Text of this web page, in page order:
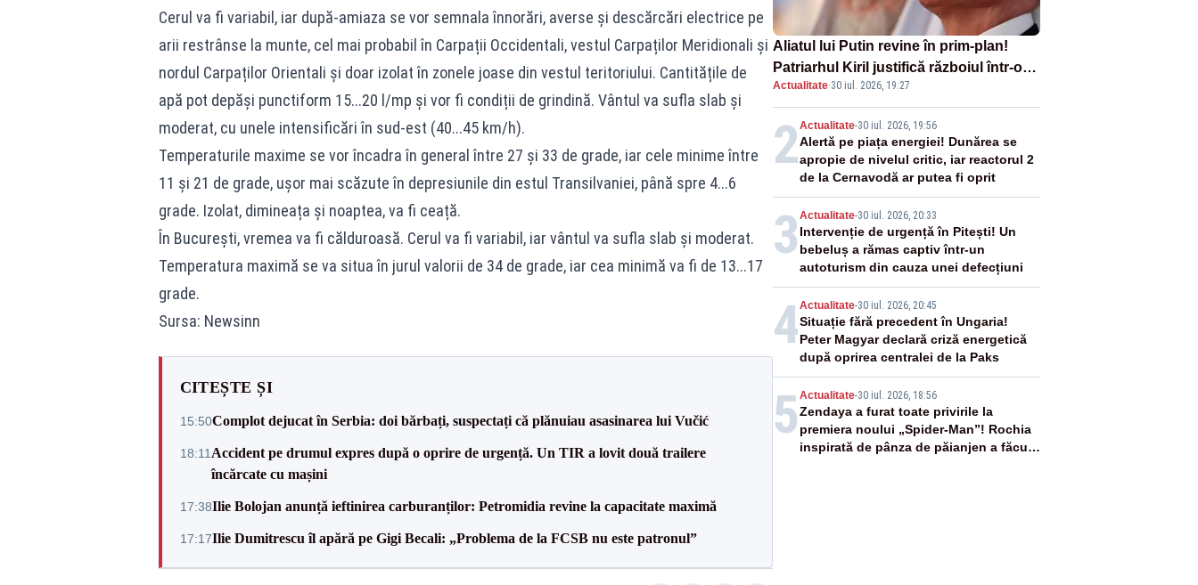
Cerul va fi variabil, iar după-amiaza se vor semnala înnorări, averse și descărcări electrice pe
arii restrânse la munte, cel mai probabil în Carpații Occidentali, vestul Carpaților Meridionali și
nordul Carpaților Orientali și doar izolat în zonele joase din vestul teritoriului. Cantitățile de
apă pot depăși punctiform 15...20 l/mp și vor fi condiții de grindină. Vântul va sufla slab și
moderat, cu unele intensificări în sud-est (40...45 km/h).
Temperaturile maxime se vor încadra în general între 27 și 33 de grade, iar cele minime între
11 și 21 de grade, ușor mai scăzute în depresiunile din estul Transilvaniei, până spre 4...6
grade. Izolat, dimineața și noaptea, va fi ceață.
În București, vremea va fi călduroasă. Cerul va fi variabil, iar vântul va sufla slab și moderat.
Temperatura maximă se va situa în jurul valorii de 34 de grade, iar cea minimă va fi de 13...17
grade.
Sursa: Newsinn
CITEȘTE ȘI
15:50Complot dejucat în Serbia: doi bărbați, suspectați că plănuiau asasinarea lui Vučić
18:11 Accident pe drumul expres după o oprire de urgență. Un TIR a lovit două trailere
încărcate cu mașini
17:38Ilie Bolojan anunță ieftinirea carburanților: Petromidia revine la capacitate maximă
17:17Ilie Dumitrescu îl apără pe Gigi Becali: „Problema de la FCSB nu este patronul”
Aliatul lui Putin revine în prim-plan!
Patriarhul Kiril justifică războiul într-o
nouă carte
Actualitate·30 iul. 2026, 19:27
2Actualitate-30 iul. 2026, 19:56
Alertă pe piața energiei! Dunărea se
apropie de nivelul critic, iar reactorul 2
de la Cernavodă ar putea fi oprit
3 Actualitate-30 iul. 2026, 20:33
Intervenție de urgență în Pitești! Un
bebeluș a rămas captiv într-un
autoturism din cauza unei defecțiuni
4Actualitate-30 iul. 2026, 20:45
Situație fără precedent în Ungaria!
Peter Magyar declară criză energetică
după oprirea centralei de la Paks
5 Actualitate-30 iul. 2026, 18:56
Zendaya a furat toate privirile la
premiera noului „Spider-Man”! Rochia
inspirată de pânza de păianjen a făcut